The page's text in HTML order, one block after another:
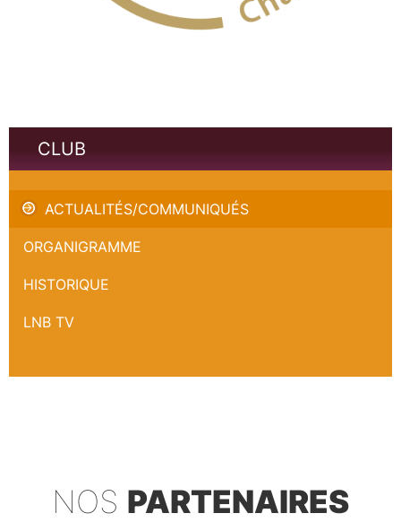
CLUB
ACTUALITÉS/COMMUNIQUÉS
ORGANIGRAMME
HISTORIQUE
LNB TV
NOS PARTENAIRES